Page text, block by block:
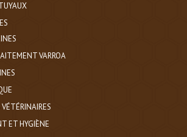
VARROA
ET HYGIÈNE